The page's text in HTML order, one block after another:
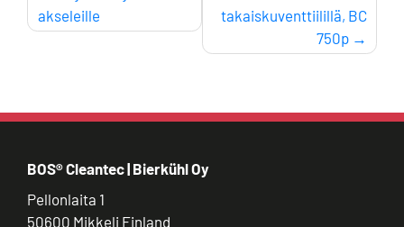
selaus
akseleille
takaiskuventtiilillä, BC
750p
BOS® Cleantec | Bierkühl Oy
Pellonlaita 1
50600 Mikkeli Finland